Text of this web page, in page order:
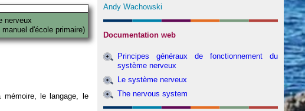
nerveux
d'école primaire)
mémoire, le langage, le
Andy Wachowski
Documentation web
Principes généraux de fonctionnement du
système nerveux
Le système nerveux
The nervous system